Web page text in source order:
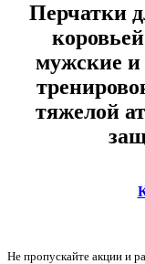
Перчатки
мужские и
тяжелой
Не пропускайте акции и